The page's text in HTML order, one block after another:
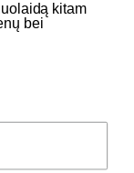
NEVARTOJATE
kitam
bei